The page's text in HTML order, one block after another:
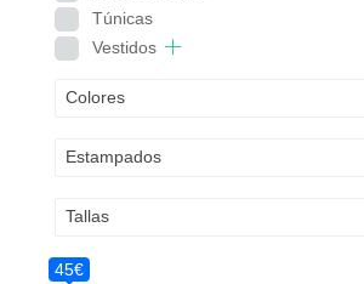
Túnicas
Vestidos
Colores
Estampados
Tallas
45€